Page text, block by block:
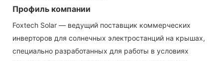
Профиль компании
Foxtech Solar — ведущий поставщик коммерческих
инверторов для солнечных электростанций на крышах,
специально разработанных для работы в условиях